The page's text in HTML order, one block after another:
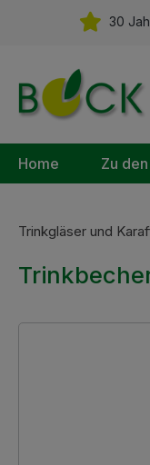
Hauptinhalt
Zur Suche springen
Zur 30
Home Zu
Trinkgläser und